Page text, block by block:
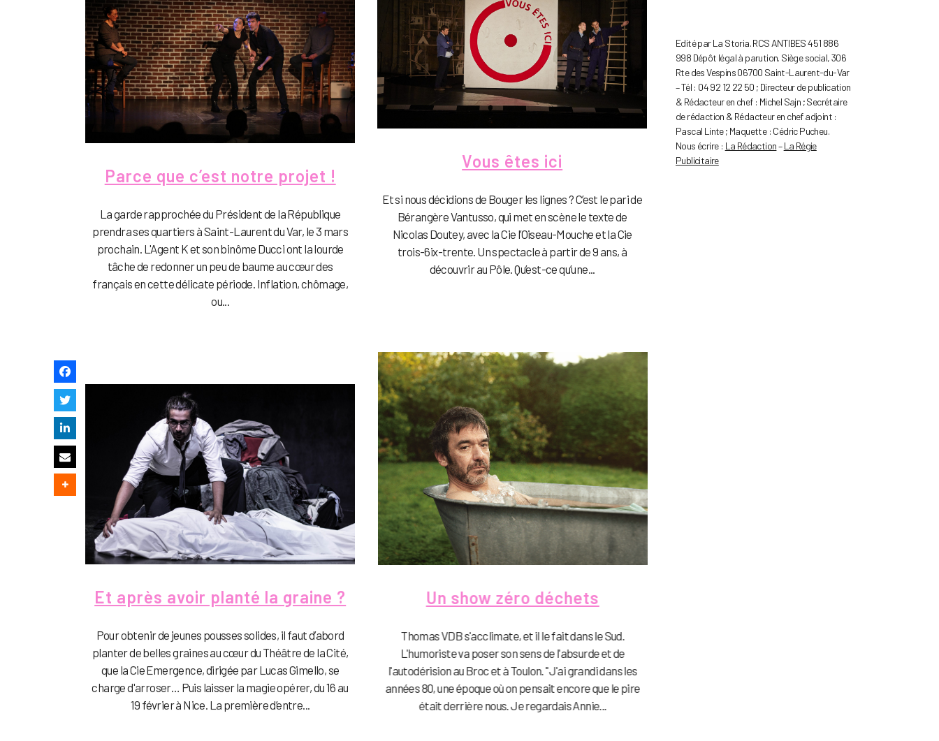
Vous êtes ici
Et si nous décidions de Bouger les lignes ? C’est le pari de
Bérangère Vantusso, qui met en scène le texte de
Nicolas Doutey, avec la Cie l’Oiseau-Mouche et la Cie
trois-6ix-trente. Un spectacle à partir de 9 ans, à
découvrir au Pôle. Qu’est-ce qu’une...
Parce que c’est notre projet !
La garde rapprochée du Président de la République
prendra ses quartiers à Saint-Laurent du Var, le 3 mars
prochain. L'Agent K et son binôme Ducci ont la lourde
tâche de redonner un peu de baume au cœur des
français en cette délicate période. Inflation, chômage,
ou...
Un show zéro déchets
Thomas VDB s'acclimate, et il le fait dans le Sud.
L'humoriste va poser son sens de l'absurde et de
l'autodérision au Broc et à Toulon. "J'ai grandi dans les
années 80, une époque où on pensait encore que le pire
était derrière nous. Je regardais Annie...
Et après avoir planté la graine ?
Pour obtenir de jeunes pousses solides, il faut d’abord
planter de belles graines au cœur du Théâtre de la Cité,
que la Cie Emergence, dirigée par Lucas Gimello, se
charge d'arroser… Puis laisser la magie opérer, du 16 au
19 février à Nice. La première d’entre...
Edité par La Storia. RCS ANTIBES 451 886
998 Dépôt légal à parution. Siège social, 306
Rte des Vespins 06700 Saint-Laurent-du-Var
– Tél : 04 92 12 22 50 ; Directeur de publication
& Rédacteur en chef : Michel Sajn ; Secrétaire
de rédaction & Rédacteur en chef adjoint :
Pascal Linte ; Maquette : Cédric Pucheu.
Nous écrire : La Rédaction–La Régie
Publicitaire